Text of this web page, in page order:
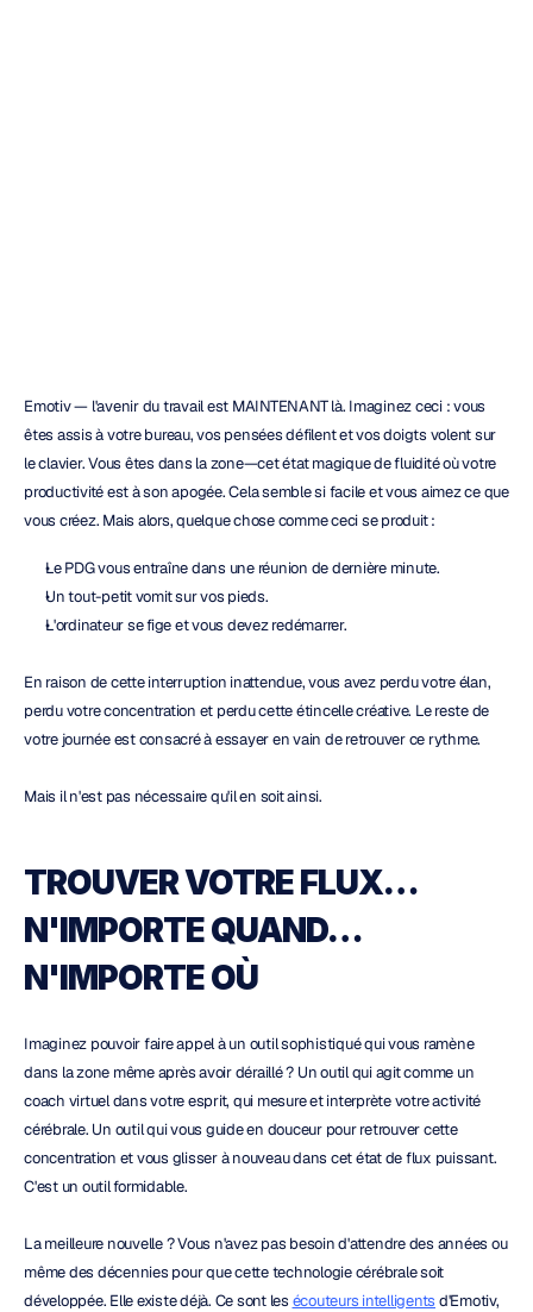
Emotiv — l'avenir du travail est MAINTENANT là. Imaginez ceci : vous
êtes assis à votre bureau, vos pensées défilent et vos doigts volent sur
le clavier. Vous êtes dans la zone—cet état magique de fluidité où votre
productivité est à son apogée. Cela semble si facile et vous aimez ce que
vous créez. Mais alors, quelque chose comme ceci se produit :
Le PDG vous entraîne dans une réunion de dernière minute.
Un tout-petit vomit sur vos pieds.
L'ordinateur se fige et vous devez redémarrer.
En raison de cette interruption inattendue, vous avez perdu votre élan,
perdu votre concentration et perdu cette étincelle créative. Le reste de
votre journée est consacré à essayer en vain de retrouver ce rythme.
Mais il n'est pas nécessaire qu'il en soit ainsi.
TROUVER VOTRE FLUX…
N'IMPORTE QUAND…
N'IMPORTE OÙ
Imaginez pouvoir faire appel à un outil sophistiqué qui vous ramène
dans la zone même après avoir déraillé ? Un outil qui agit comme un
coach virtuel dans votre esprit, qui mesure et interprète votre activité
cérébrale. Un outil qui vous guide en douceur pour retrouver cette
concentration et vous glisser à nouveau dans cet état de flux puissant.
C'est un outil formidable.
La meilleure nouvelle ? Vous n'avez pas besoin d'attendre des années ou
même des décennies pour que cette technologie cérébrale soit
développée. Elle existe déjà. Ce sont les écouteurs intelligents d'Emotiv,